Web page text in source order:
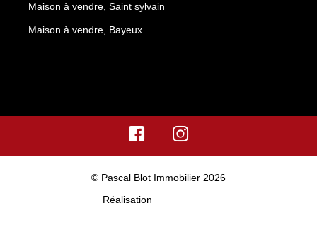
Maison à vendre, Saint sylvain
Maison à vendre, Bayeux
© Pascal Blot Immobilier 2026
Réalisation